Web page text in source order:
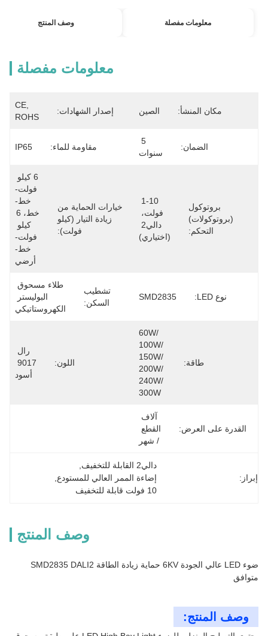
معلومات مفصلة وصف المنتج
معلومات مفصلة
مكان المنشأ: الصين إصدار الشهادات:
CE,
ROHS
الضمان:
سنوات
مقاومة للماء: IP65
بروتوكول
(بروتوكولات)
التحكم:
(اختياري)
خيارات الحماية من
زيادة التيار (كيلو
فولت):
فولت-
خط-
فولت-
خط-
أرضي
نوع LED: SMD2835
تشطيب
السكن:
الكهروستاتيكي
طاقة:
60W/
100W/
150W/
200W/
240W/
300W
اللون:
أسود
القدرة على العرض:
/ شهر
إبراز:
دالي2 القابلة للتخفيف
إضاءة الممر العالي للمستودع
10 فولت قابلة للتخفيف
وصف المنتج
ضوء LED عالي الجودة 6KV حماية زيادة الطاقة SMD2835 DALI2
متوافق
وصف المنتج: